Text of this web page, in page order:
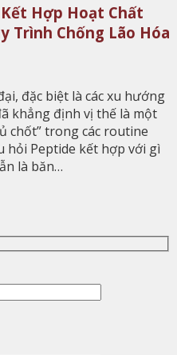
Hợp Hoạt Chất
Trình Chống Lão Hóa
đặc biệt là các xu hướng
khẳng định vị thế là một
chốt” trong các routine
hỏi Peptide kết hợp với gì
là băn…